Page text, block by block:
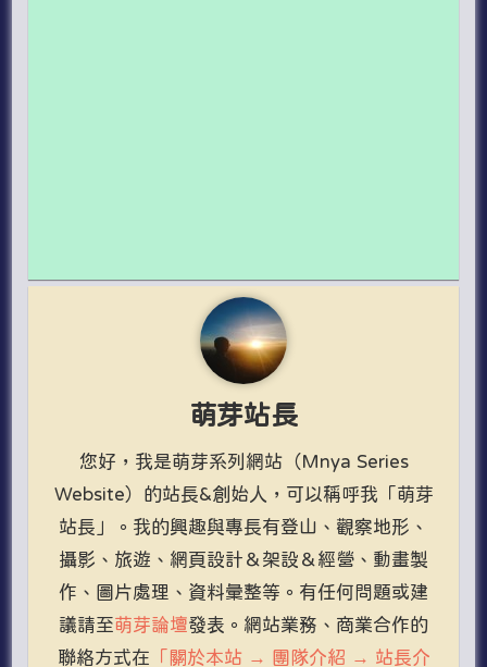
萌芽站長
您好，我是萌芽系列網站（Mnya Series
Website）的站長&創始人，可以稱呼我「萌芽
站長」。我的興趣與專長有登山、觀察地形、
攝影、旅遊、網頁設計＆架設＆經營、動畫製
作、圖片處理、資料彙整等。有任何問題或建
議請至萌芽論壇發表。網站業務、商業合作的
聯絡方式在 「關於本站 → 團隊介紹 → 站長介